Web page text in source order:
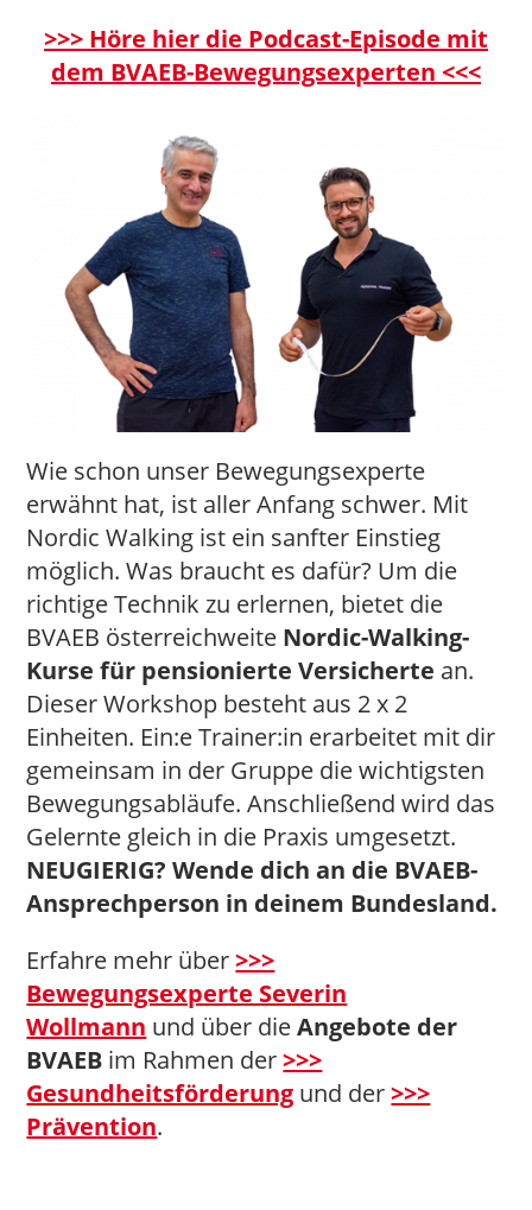
>>> Höre hier die Podcast-Episode mit
dem BVAEB-Bewegungsexperten <<<
Wie schon unser Bewegungsexperte
erwähnt hat, ist aller Anfang schwer. Mit
Nordic Walking ist ein sanfter Einstieg
möglich. Was braucht es dafür? Um die
richtige Technik zu erlernen, bietet die
BVAEB österreichweite Nordic-Walking-
Kurse für pensionierte Versicherte an.
Dieser Workshop besteht aus 2 x 2
Einheiten. Ein:e Trainer:in erarbeitet mit dir
gemeinsam in der Gruppe die wichtigsten
Bewegungsabläufe. Anschließend wird das
Gelernte gleich in die Praxis umgesetzt.
NEUGIERIG? Wende dich an die BVAEB-
Ansprechperson in deinem Bundesland.
Erfahre mehr über>>>
Bewegungsexperte Severin
Wollmann und über dieAngebote der
BVAEB im Rahmen der>>>
Gesundheitsförderung und der>>>
Prävention.